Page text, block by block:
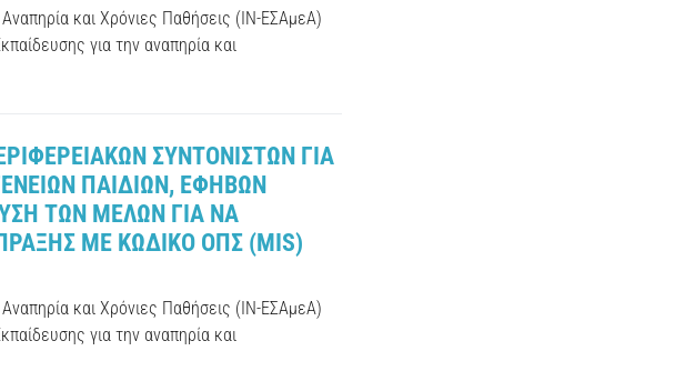
και Χρόνιες Παθήσεις (ΙΝ-ΕΣΑμεΑ)
για την αναπηρία και
ΣΥΝΤΟΝΙΣΤΩΝ ΓΙΑ
ΠΑΙΔΙΩΝ, ΕΦΗΒΩΝ
ΤΩΝ ΜΕΛΩΝ ΓΙΑ ΝΑ
ΜΕ ΚΩΔΙΚΟ ΟΠΣ (MIS)
και Χρόνιες Παθήσεις (ΙΝ-ΕΣΑμεΑ)
για την αναπηρία και